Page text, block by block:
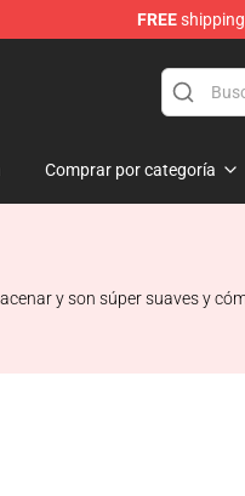
FREE
Comprar por categoría
y son súper suaves y